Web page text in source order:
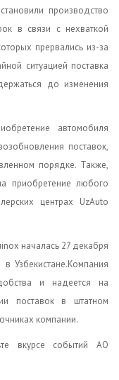
производство
в связи с нехваткой
прервались из-за
ситуацией поставка
до изменения
автомобиля
поставок,
порядке. Также,
приобретение любого
центрах UzAuto
началась 27 декабря
Узбекистане.Компания
и надеется на
поставок в штатном
компании.
вкурсе событий АО